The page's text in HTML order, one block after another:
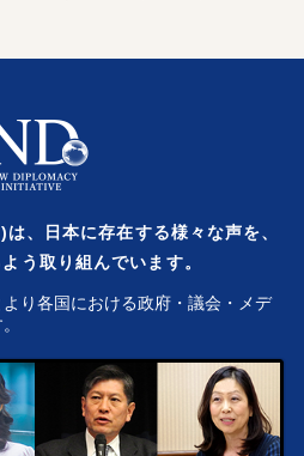
、日本に存在する様々な声を、
う取り組んでいます。
り各国における政府・議会・メデ